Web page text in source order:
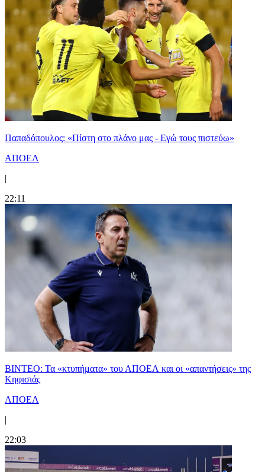
Παπαδόπουλος: «Πίστη στο πλάνο μας - Εγώ τους πιστεύω»
ΑΠΟΕΛ
|
22:11
ΒΙΝΤΕΟ: Τα «κτυπήματα» του ΑΠΟΕΛ και οι «απαντήσεις» της
Κηφισιάς
ΑΠΟΕΛ
|
22:03